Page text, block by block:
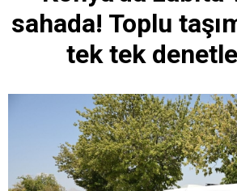
sahada! Toplu
tek tek